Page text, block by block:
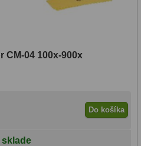
CM-04 100x-900x
Do košíka
sklade